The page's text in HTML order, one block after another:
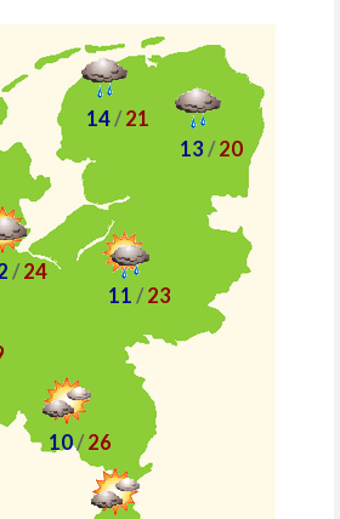
/ 24
13 / 20
10/ 26
14/ 21
11 / 23